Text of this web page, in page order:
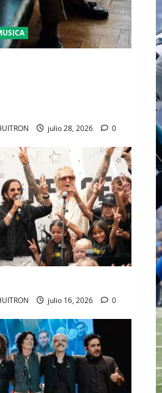
julio 28, 2026 0
julio 16, 2026 0